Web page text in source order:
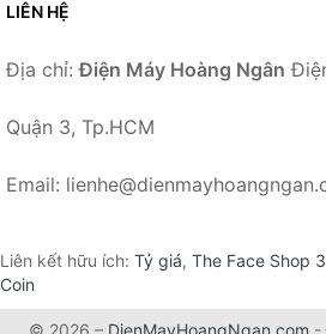
LIÊN HỆ
Địa chỉ:Điện Máy Hoàng Ngân
Quận 3, Tp.HCM
Email:
Liên kết hữu ích: Tỷ giá, The Face Shop
Coin
© 2026 – DienMayHoangNgan.com -